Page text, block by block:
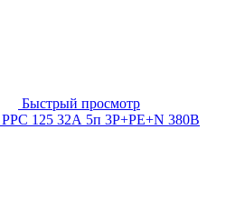
Быстрый просмотр
PPC 125 32А 5п 3Р+РЕ+N 380В